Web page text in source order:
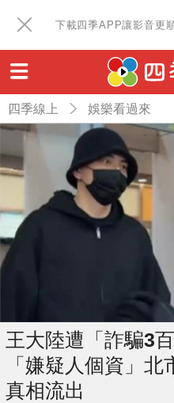
下載四季APP讓影音更
四季線上 娛樂看過來
王大陸遭「詐騙3
「嫌疑人個資」
真相流出